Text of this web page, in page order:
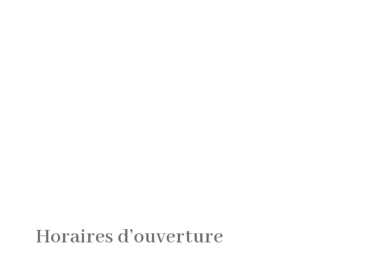
Horaires d’ouverture